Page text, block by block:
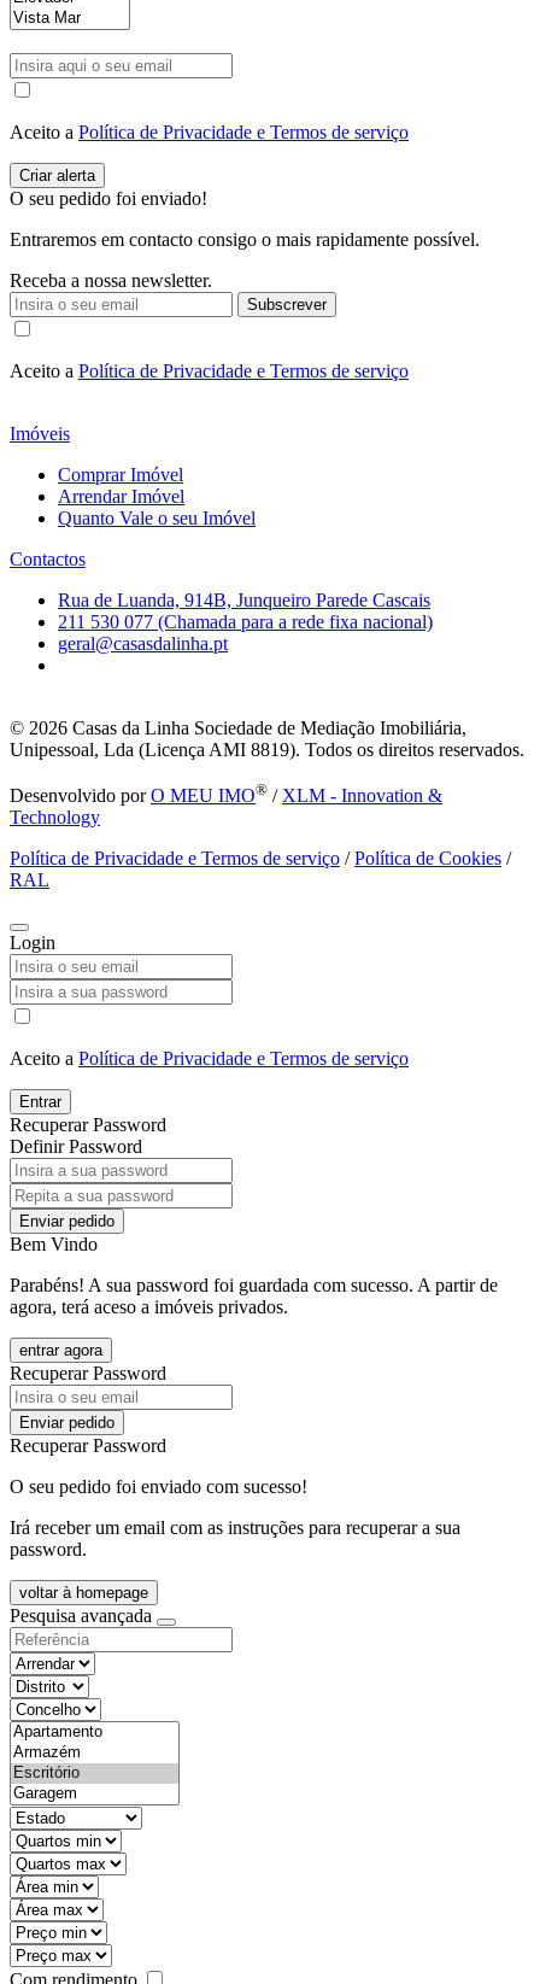
Aceito a Política de Privacidade e Termos de serviço
O seu pedido foi enviado!
Entraremos em contacto consigo o mais rapidamente possível.
Receba a nossa newsletter.
Subscrever
Aceito a Política de Privacidade e Termos de serviço
Imóveis
Comprar Imóvel
Arrendar Imóvel
Quanto Vale o seu Imóvel
Contactos
Rua de Luanda, 914B, Junqueiro Parede Cascais
211 530 077 (Chamada para a rede fixa nacional)
geral@casasdalinha.pt
© 2026 Casas da Linha Sociedade de Mediação Imobiliária,
Unipessoal, Lda (Licença AMI 8819). Todos os direitos reservados.
Desenvolvido porO MEU IMO® / XLM - Innovation &
Technology
Política de Privacidade e Termos de serviço /Política de Cookies /
RAL
Login
Aceito a Política de Privacidade e Termos de serviço
Entrar
Recuperar Password
Definir Password
Enviar pedido
Bem Vindo
Parabéns! A sua password foi guardada com sucesso. A partir de
agora, terá aceso a imóveis privados.
entrar agora
Recuperar Password
Enviar pedido
Recuperar Password
O seu pedido foi enviado com sucesso!
Irá receber um email com as instruções para recuperar a sua
password.
voltar à homepage
Pesquisa avançada
objective
districtId
countyId
types
state
mintypo
maxtypo
minarea
maxarea
minprice
maxprice
Com rendimento